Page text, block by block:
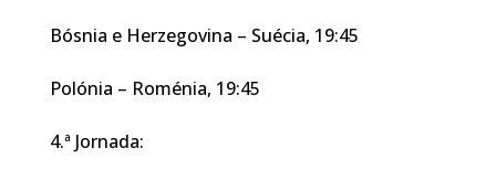
Bósnia e Herzegovina – Suécia, 19:45
Polónia – Roménia, 19:45
4.ª Jornada: